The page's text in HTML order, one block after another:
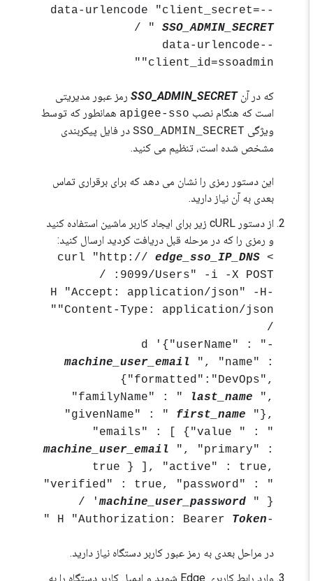
--data-urlencode "client_secret=
SSO_ADMIN_SECRET
" /
--data-urlencode
"client_id=ssoadmin"
که در آنSSO_ADMIN_SECRETرمز عبور مدیریتی
است که هنگام نصبapigee-ssoهمانطور که توسط
ویژگی SSO_ADMIN_SECRETدر فایل پیکربندی
مشخص شده است، تنظیم می کنید.
این دستور رمزی را نشان می دهد که برای برقراری تماس
بعدی به آن نیاز دارید.
از دستور cURL زیر برای ایجاد کاربر ماشین استفاده کنید
و رمزی را که در مرحله قبل دریافت کردید ارسال کنید:
> curl "http://
edge_sso_IP_DNS
:9099/Users" -i -X ​​POST /
-H "Accept: application/json" -H
"Content-Type: application/json"
machine_user_email
", "name" :
{"formatted":"DevOps",
"familyName" : "last_name
",
"givenName" : "first_name
"},
"emails" : [ {"value " : "
machine_user_email
", "primary" :
true } ], "active" : true,
"verified" : true, "password" : "
machine_user_password
" }' /
Token
"
در مراحل بعدی به رمز عبور کاربر دستگاه نیاز دارید.
وارد رابط کاربری Edge شوید و ایمیل کاربر دستگاه را به